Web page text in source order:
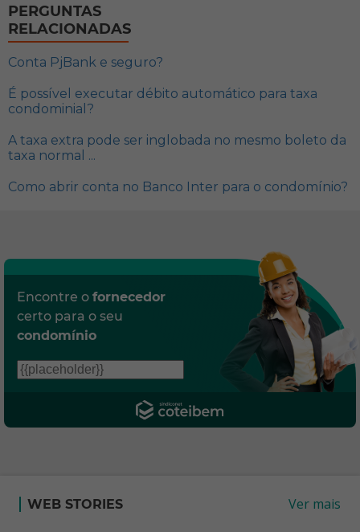
PERGUNTAS
RELACIONADAS
Conta PjBank e seguro?
É possível executar débito automático para taxa
condominial?
A taxa extra pode ser inglobada no mesmo boleto da
taxa normal ...
Como abrir conta no Banco Inter para o condomínio?
Encontre o fornecedor
certo para o seu
condomínio
WEB STORIES Ver mais